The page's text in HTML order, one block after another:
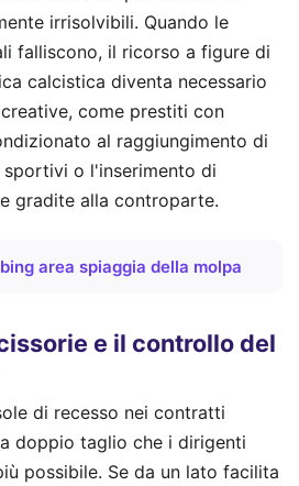
irrisolvibili. Quando le
falliscono, il ricorso a figure di
calcistica diventa necessario
come prestiti con
al raggiungimento di
o l'inserimento di
gradite alla controparte.
area spiaggia della molpa
e il controllo del
di recesso nei contratti
doppio taglio che i dirigenti
possibile. Se da un lato facilita